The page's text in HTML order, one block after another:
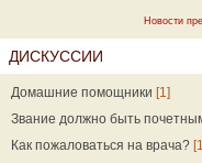
Новости
ДИСКУССИИ
Домашние помощники [1]
Звание должно быть
Как пожаловаться на врача?